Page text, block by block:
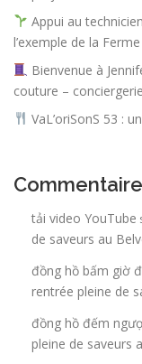
Appui au
l’exemple de la
Bienvenue à
couture –
VaL’oriSonS 53 :
tải video YouTube
de saveurs au
đồng hồ bấm giờ
rentrée pleine de
đồng hồ đếm
pleine de saveurs